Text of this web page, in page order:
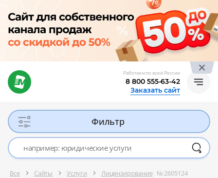
Работаем по всей России
8 800 555-63-42
Заказать сайт
Фильтр
Все Сайты Услуги Лицензирование № 2605124